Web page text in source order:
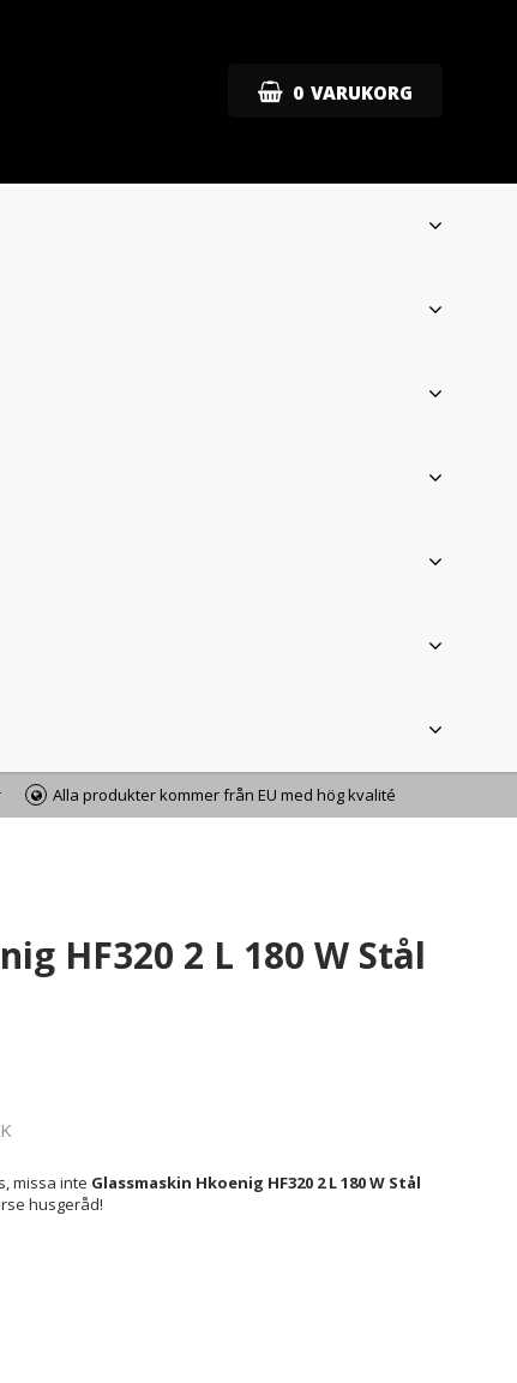
0 VARUKORG
Alla produkter kommer från EU med hög kvalité
HF320 2 L 180 W Stål
missa inte Glassmaskin Hkoenig HF320 2 L 180 W Stål
husgeråd!